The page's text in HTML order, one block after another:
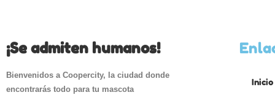
¡Se admiten humanos!
Bienvenidos a Coopercity, la ciudad donde
encontrarás todo para tu mascota
Inicio